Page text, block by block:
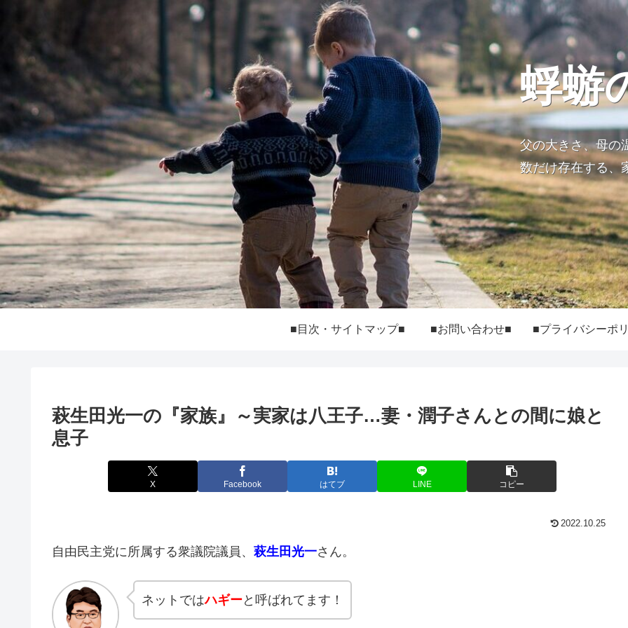
蜉蝣
父の大きさ、母の
数だけ存在する、
■目次・サイトマップ■ ■お問い合わせ■
萩生田光一の『家族』～実家は八王子…妻・潤子さんとの間に娘と
息子
X Facebook はてブ LINE コピー
2022.10.25
自由民主党に所属する衆議院議員、 萩生田光一さん。
ネットではハギーと呼ばれてます！